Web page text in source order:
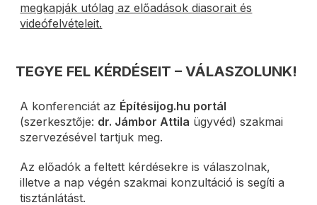
megkapják utólag az előadások diasorait és
videófelvételeit.
TEGYE FEL KÉRDÉSEIT – VÁLASZOLUNK!
A konferenciát az Építésijog.hu portál
(szerkesztője: dr. Jámbor Attila ügyvéd) szakmai
szervezésével tartjuk meg.
Az előadók a feltett kérdésekre is válaszolnak,
illetve a nap végén szakmai konzultáció is segíti a
tisztánlátást.